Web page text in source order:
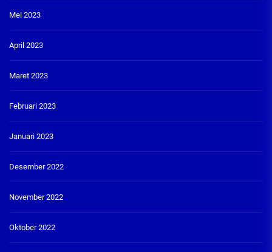
Mei 2023
April 2023
Maret 2023
Februari 2023
Januari 2023
Desember 2022
November 2022
Oktober 2022